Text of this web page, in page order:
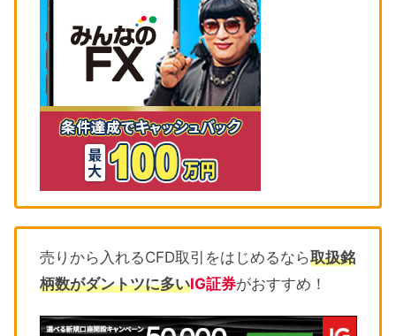
売りから入れるCFD取引をはじめるなら取扱銘
柄数がダントツに多いIG証券がおすすめ！